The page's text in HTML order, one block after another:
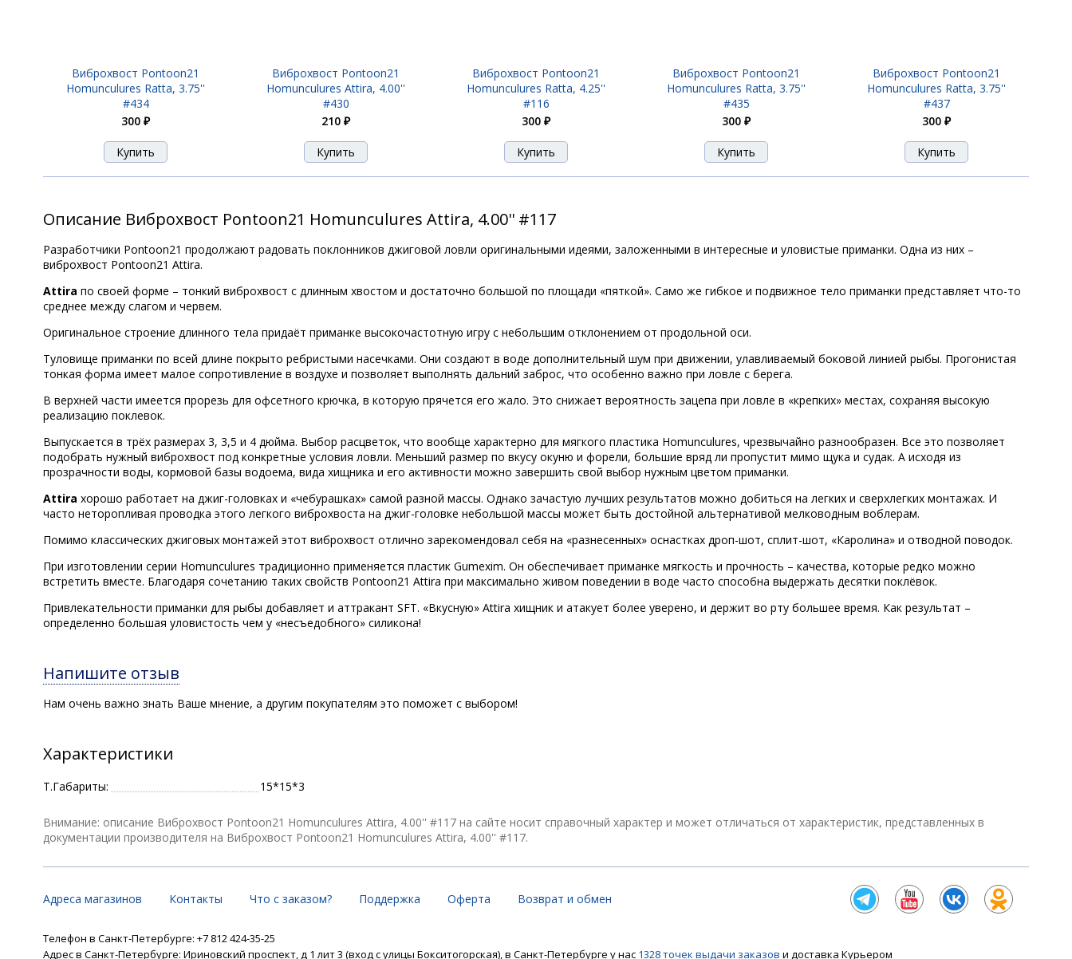
Виброхвост Pontoon21
Homunculures Ratta, 3.75''
#434
300 ₽
Виброхвост Pontoon21
Homunculures Attira, 4.00''
#430
210 ₽
Виброхвост Pontoon21
Homunculures Ratta, 4.25''
#116
300 ₽
Виброхвост Pontoon21
Homunculures Ratta, 3.75''
#435
300 ₽
Виброхвост Pontoon21
Homunculures Ratta, 3.75''
#437
300 ₽
Описание Виброхвост Pontoon21 Homunculures Attira, 4.00'' #117
Разработчики Pontoon21 продолжают радовать поклонников джиговой ловли оригинальными идеями, заложенными в интересные и уловистые приманки. Одна из них –
виброхвост Pontoon21 Attira.
Attira по своей форме – тонкий виброхвост с длинным хвостом и достаточно большой по площади «пяткой». Само же гибкое и подвижное тело приманки представляет что-то
среднее между слагом и червем.
Оригинальное строение длинного тела придаёт приманке высокочастотную игру с небольшим отклонением от продольной оси.
Туловище приманки по всей длине покрыто ребристыми насечками. Они создают в воде дополнительный шум при движении, улавливаемый боковой линией рыбы. Прогонистая
тонкая форма имеет малое сопротивление в воздухе и позволяет выполнять дальний заброс, что особенно важно при ловле с берега.
В верхней части имеется прорезь для офсетного крючка, в которую прячется его жало. Это снижает вероятность зацепа при ловле в «крепких» местах, сохраняя высокую
реализацию поклевок.
Выпускается в трёх размерах 3, 3,5 и 4 дюйма. Выбор расцветок, что вообще характерно для мягкого пластика Homunculures, чрезвычайно разнообразен. Все это позволяет
подобрать нужный виброхвост под конкретные условия ловли. Меньший размер по вкусу окуню и форели, большие вряд ли пропустит мимо щука и судак. А исходя из
прозрачности воды, кормовой базы водоема, вида хищника и его активности можно завершить свой выбор нужным цветом приманки.
Attira хорошо работает на джиг-головках и «чебурашках» самой разной массы. Однако зачастую лучших результатов можно добиться на легких и сверхлегких монтажах. И
часто неторопливая проводка этого легкого виброхвоста на джиг-головке небольшой массы может быть достойной альтернативой мелководным воблерам.
Помимо классических джиговых монтажей этот виброхвост отлично зарекомендовал себя на «разнесенных» оснастках дроп-шот, сплит-шот, «Каролина» и отводной поводок.
При изготовлении серии Homunculures традиционно применяется пластик Gumexim. Он обеспечивает приманке мягкость и прочность – качества, которые редко можно
встретить вместе. Благодаря сочетанию таких свойств Pontoon21 Attira при максимально живом поведении в воде часто способна выдержать десятки поклёвок.
Привлекательности приманки для рыбы добавляет и аттракант SFT. «Вкусную» Attira хищник и атакует более уверено, и держит во рту большее время. Как результат –
определенно большая уловистость чем у «несъедобного» силикона!
Напишите отзыв
Нам очень важно знать Ваше мнение, а другим покупателям это поможет с выбором!
Характеристики
Т.Габариты: 15*15*3
Внимание: описание Виброхвост Pontoon21 Homunculures Attira, 4.00'' #117 на сайте носит справочный характер и может отличаться от характеристик, представленных в
документации производителя на Виброхвост Pontoon21 Homunculures Attira, 4.00'' #117.
Адреса магазинов Контакты Что с заказом? Поддержка Оферта Возврат и обмен
Телефон в Санкт-Петербурге: +7 812 424-35-25
Адрес в Санкт-Петербурге: Ириновский проспект, д 1 лит 3 (вход с улицы Бокситогорская), в Санкт-Петербурге у нас 1328 точек выдачи заказов и доставка Курьером